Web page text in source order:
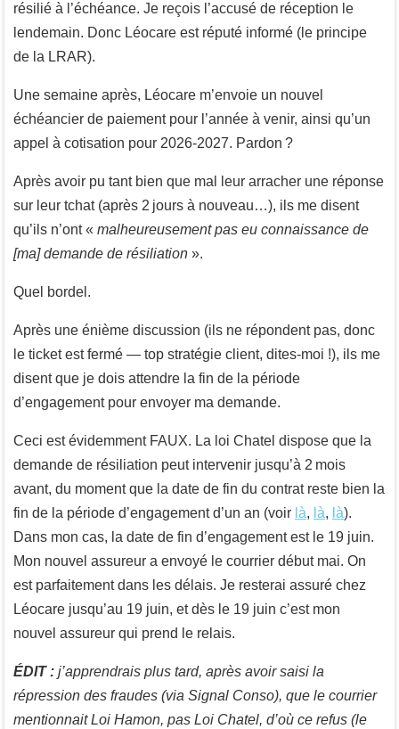
résilié à l’échéance. Je reçois l’accusé de réception le
lendemain. Donc Léocare est réputé informé (le principe
de la LRAR).
Une semaine après, Léocare m’envoie un nouvel
échéancier de paiement pour l’année à venir, ainsi qu’un
appel à cotisation pour 2026-2027. Pardon ?
Après avoir pu tant bien que mal leur arracher une réponse
sur leur tchat (après 2 jours à nouveau…), ils me disent
qu’ils n’ont « malheureusement pas eu connaissance de
[ma] demande de résiliation ».
Quel bordel.
Après une énième discussion (ils ne répondent pas, donc
le ticket est fermé — top stratégie client, dites-moi !), ils me
disent que je dois attendre la fin de la période
d’engagement pour envoyer ma demande.
Ceci est évidemment FAUX. La loi Chatel dispose que la
demande de résiliation peut intervenir jusqu’à 2 mois
avant, du moment que la date de fin du contrat reste bien la
fin de la période d’engagement d’un an (voir là, là, là).
Dans mon cas, la date de fin d’engagement est le 19 juin.
Mon nouvel assureur a envoyé le courrier début mai. On
est parfaitement dans les délais. Je resterai assuré chez
Léocare jusqu’au 19 juin, et dès le 19 juin c’est mon
nouvel assureur qui prend le relais.
ÉDIT : j’apprendrais plus tard, après avoir saisi la
répression des fraudes (via Signal Conso), que le courrier
mentionnait Loi Hamon, pas Loi Chatel, d’où ce refus (le